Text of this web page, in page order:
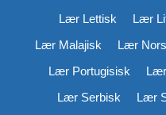
Lær Lettisk
Lær
Lær Malajisk
Lær
Lær Portugisisk
Lær Serbisk
Lær